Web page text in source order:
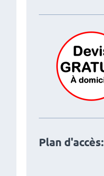
Plan d'accès: